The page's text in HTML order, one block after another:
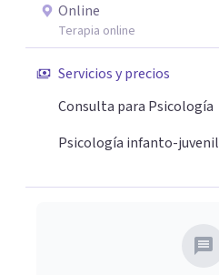
Online
Terapia online
Servicios y precios
Consulta para Psicología
Psicología infanto-juvenil